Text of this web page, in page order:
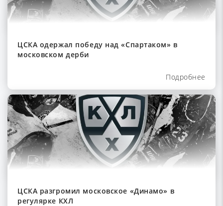
ЦСКА одержал победу над «Спартаком» в
московском дерби
Подробнее
ЦСКА разгромил московское «Динамо» в
регулярке КХЛ